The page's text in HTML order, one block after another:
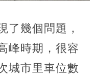
了幾個問題，
峰時期，很容
城市里車位數